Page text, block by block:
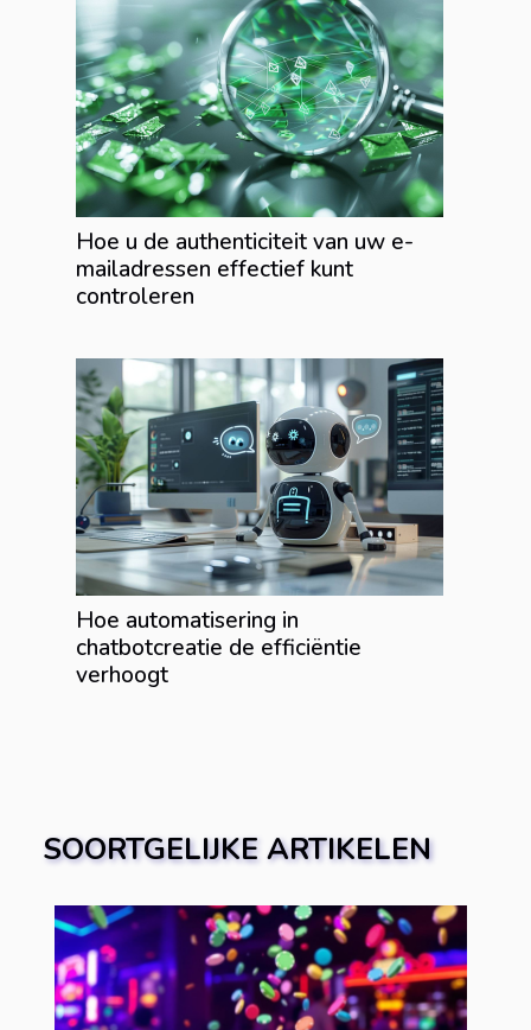
Hoe u de authenticiteit van uw e-
mailadressen effectief kunt
controleren
Hoe automatisering in
chatbotcreatie de efficiëntie
verhoogt
SOORTGELIJKE ARTIKELEN